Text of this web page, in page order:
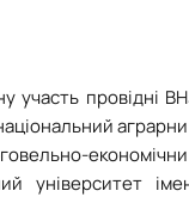
участь провідні
університет